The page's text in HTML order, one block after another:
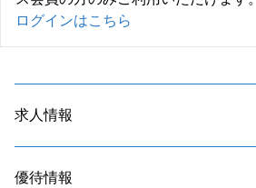
ログインはこちら
求人情報
優待情報